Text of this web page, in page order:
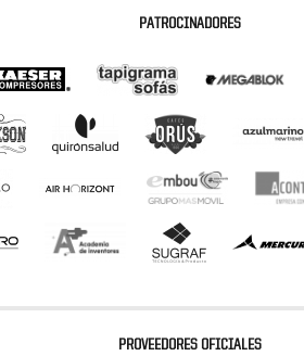
PATROCINADORES
PROVEEDORES OFICIALES